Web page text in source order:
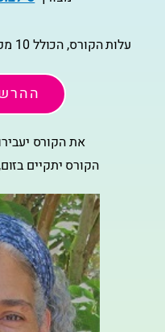
עלות הקורס, הכולל 10 מפגשים וירטואליים הוא: 600 שח
את הקורס
הקורס יתקיים